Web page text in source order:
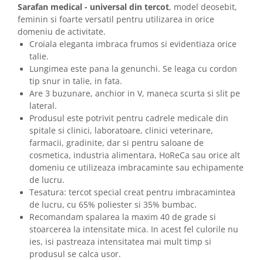
Sarafan medical - universal din tercot, model deosebit,
feminin si foarte versatil pentru utilizarea in orice
domeniu de activitate.
Croiala eleganta imbraca frumos si evidentiaza orice
talie.
Lungimea este pana la genunchi. Se leaga cu cordon
tip snur in talie, in fata.
Are 3 buzunare, anchior in V, maneca scurta si slit pe
lateral.
Produsul este potrivit pentru cadrele medicale din
spitale si clinici, laboratoare, clinici veterinare,
farmacii, gradinite, dar si pentru saloane de
cosmetica, industria alimentara, HoReCa sau orice alt
domeniu ce utilizeaza imbracaminte sau echipamente
de lucru.
Tesatura: tercot special creat pentru imbracamintea
de lucru, cu 65% poliester si 35% bumbac.
Recomandam spalarea la maxim 40 de grade si
stoarcerea la intensitate mica. In acest fel culorile nu
ies, isi pastreaza intensitatea mai mult timp si
produsul se calca usor.